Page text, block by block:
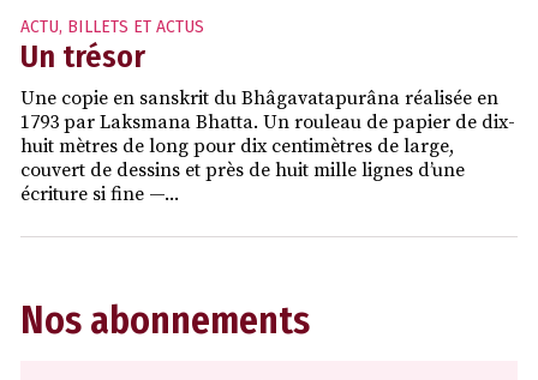
ACTU, BILLETS ET ACTUS
Un trésor
Une copie en sanskrit du Bhâgavatapurâna réalisée en
1793 par Laksmana Bhatta. Un rouleau de papier de dix-
huit mètres de long pour dix centimètres de large,
couvert de dessins et près de huit mille lignes d’une
écriture si fine —...
Nos abonnements